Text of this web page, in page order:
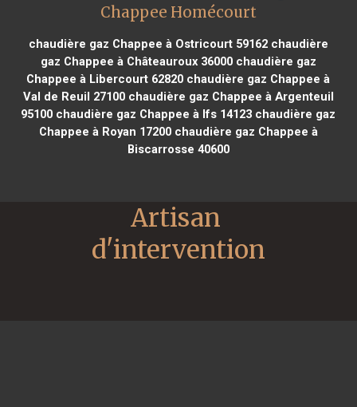
Chappee Homécourt
chaudière gaz Chappee à Ostricourt 59162chaudière
gaz Chappee à Châteauroux 36000chaudière gaz
Chappee à Libercourt 62820 chaudière gaz Chappee à
Val de Reuil 27100chaudière gaz Chappee à Argenteuil
95100 chaudière gaz Chappee à Ifs 14123 chaudière gaz
Chappee à Royan 17200chaudière gaz Chappee à
Biscarrosse 40600
Artisan
d'intervention